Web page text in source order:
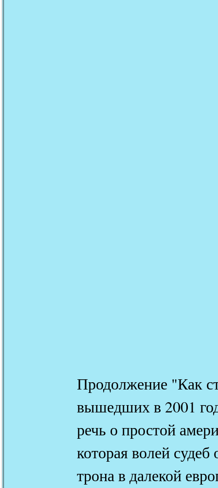
Продолжение "Как
вышедших в 2001
речь о простой
которая волей судеб
трона в далекой